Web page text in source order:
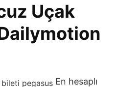
Uçak
En hesaplı